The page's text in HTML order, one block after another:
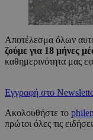
Αποτέλεσμα όλων
ζούμε για 18 μήνες
καθημερινότητα μας
Εγγραφή στο
Ακολουθήστε το
πρώτοι όλες τις